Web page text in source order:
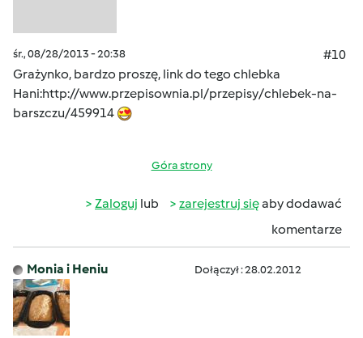
śr., 08/28/2013 - 20:38
#10
Grażynko, bardzo proszę, link do tego chlebka
Hani:http://www.przepisownia.pl/przepisy/chlebek-na-
barszczu/459914
Góra strony
Zaloguj lub zarejestruj sięaby dodawać
komentarze
Monia i Heniu Dołączył : 28.02.2012